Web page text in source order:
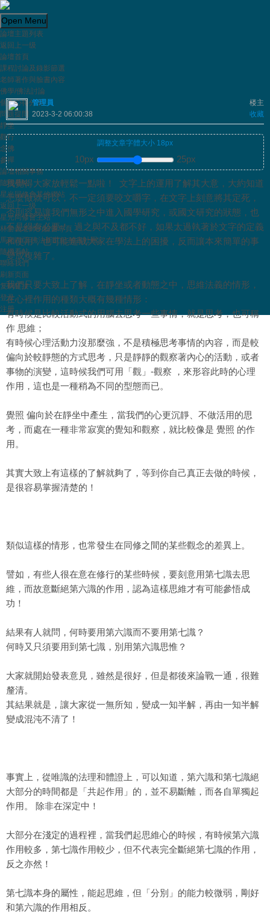
Open Menu
論壇主題列表
返回上一级
論壇首頁
課程討論及錄影節選
老師著作與臉書內容
佛學/佛法討論
個人心得分享
問題提問
靜坐
觀行
念佛
參禪
論壇相關事務
隨機看帖
星光同修會其他網站
返回上一级
星光同修會主站
林勝義老師的臉書專頁
馬來西亞 佛法新世紀 臉書社團
隨機看帖
聯絡我們
刷新页面
复制链接
登录
注册
林老師大略講解心的運作及參禪
楼主
管理員
收藏
2023-3-2 06:00:38
調整文章字體大小 18px
10px 25px
我覺得大家放輕鬆一點啦！ 文字上的運用了解其大意，大約知道
怎麼做就可以，不一定須要咬文嚼字，在文字上刻意將其定死，
否則容易讓我們無形之中進入國學研究，或國文研究的狀態，也
不見得有必要！ 過之與不及都不好，如果太過執著於文字的定義
和使用，也可能造成大家在學法上的困擾，反而讓本來簡單的事
變成複雜了。
我們只要大致上了解，在靜坐或者動態之中，思維法義的情形，
在心裡作用的種類大概有幾種情形：
有時候是比較活動式的用腦去思考一些事情，就是思考，也可稱
作 思維；
有時候心理活動力沒那麼強，不是積極思考事情的內容，而是較
偏向於較靜態的方式思考，只是靜靜的觀察著內心的活動，或者
事物的演變，這時候我們可用「觀」-觀察 ，來形容此時的心理
作用，這也是一種稍為不同的型態而已。
覺照 偏向於在靜坐中產生，當我們的心更沉靜、不做活用的思
考，而處在一種非常寂寞的覺知和觀察，就比較像是 覺照 的作
用。
其實大致上有這樣的了解就夠了，等到你自己真正去做的時候，
是很容易掌握清楚的！
類似這樣的情形，也常發生在同修之間的某些觀念的差異上。
譬如，有些人很在意在修行的某些時候，要刻意用第七識去思
維，而故意斷絕第六識的作用，認為這樣思維才有可能參悟成
功！
結果有人就問，何時要用第六識而不要用第七識？
何時又只須要用到第七識，別用第六識思惟？
大家就開始發表意見，雖然是很好，但是都後來論戰一通，很難
釐清。
其結果就是，讓大家從一無所知，變成一知半解，再由一知半解
變成混沌不清了！
事實上，從唯識的法理和體證上，可以知道，第六識和第七識絕
大部分的時間都是「共起作用」的，並不易斷離，而各自單獨起
作用。 除非在深定中！
大部分在淺定的過程裡，當我們起思維心的時候，有時候第六識
作用較多，第七識作用較少，但不代表完全斷絕第七識的作用，
反之亦然！
第七識本身的屬性，能起思維，但「分別」的能力較微弱，剛好
和第六識的作用相反。